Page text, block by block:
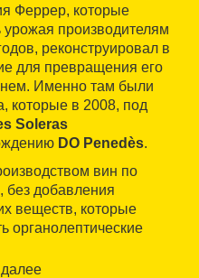
Феррер, которые
производителям
реконструировал в
для превращения его
Именно там были
которые в 2008, под
Soleras
DO Penedès.
вин по
, без добавления
веществ, которые
органолептические
виноделия, в